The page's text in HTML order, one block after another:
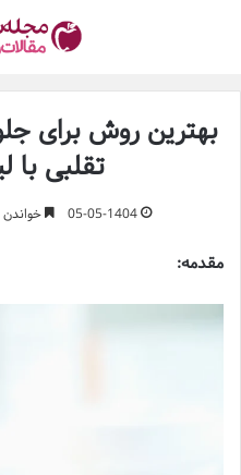
بهترین روش برای
تقلبی با
05-05-1404 خواندن این
مقدمه: